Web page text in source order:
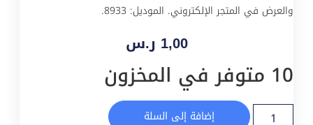
والعرض في المتجر الإلكتروني. الموديل: 8933.
1,00 ر.س
10 متوفر في المخزون
إضافة إلى السلة